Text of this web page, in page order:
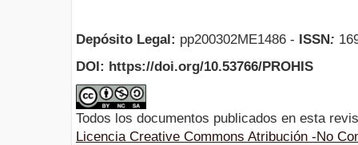
Depósito Legal: pp200302ME1486 - ISSN:
DOI: https://doi.org/10.53766/PROHIS
Todos los documentos publicados en esta
Licencia Creative Commons Atribución -No